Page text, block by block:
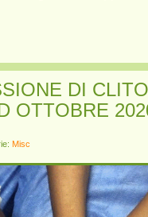
DI
OTTOBRE
Misc